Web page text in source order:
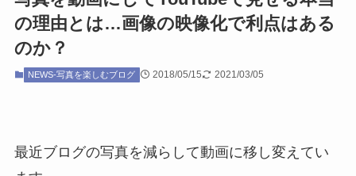
の理由とは…画像の映像化で利点はある
のか？
NEWS-写真を楽しむブログ 2018/05/15 2021/03/05
最近ブログの写真を減らして動画に移し変えてい